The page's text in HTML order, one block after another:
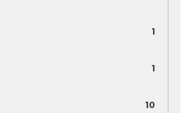
1
1
10